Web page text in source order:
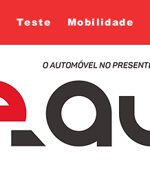
Teste Mobilidade